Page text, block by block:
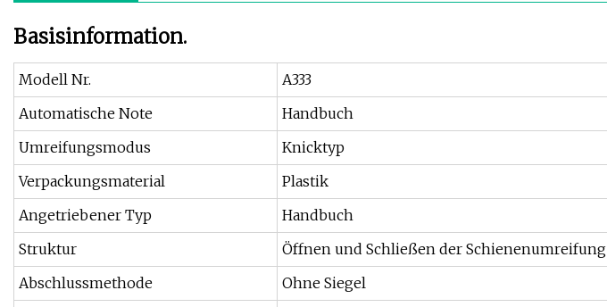
Basisinformation.
Modell Nr.
A333
Automatische Note
Handbuch
Umreifungsmodus
Knicktyp
Verpackungsmaterial
Plastik
Angetriebener Typ
Handbuch
Struktur
Öffnen und Schließen der Schienenumreifung
Abschlussmethode
Ohne Siegel